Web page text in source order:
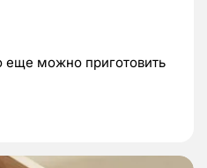
еще можно приготовить